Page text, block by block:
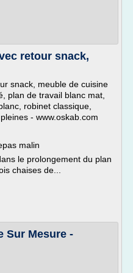
retour snack,
snack, meuble de cuisine
plan de travail blanc mat,
robinet classique,
- www.oskab.com
malin
le prolongement du plan
chaises de...
Sur Mesure -